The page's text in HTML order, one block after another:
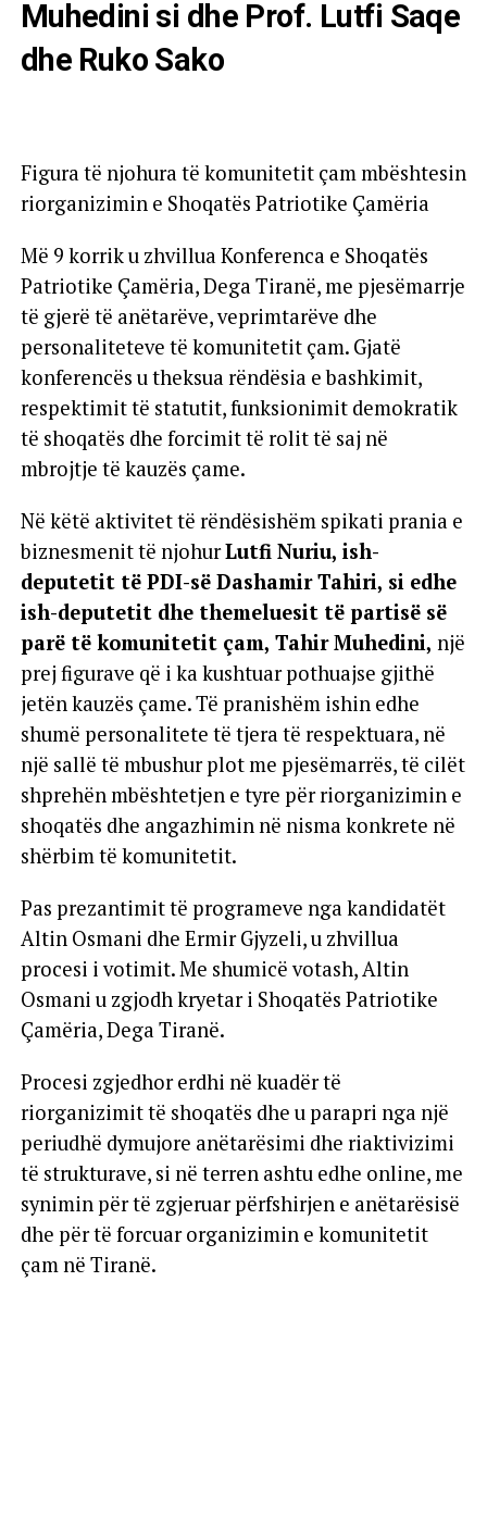
Muhedini si dhe Prof. Lutfi Saqe
dhe Ruko Sako
Figura të njohura të komunitetit çam mbështesin
riorganizimin e Shoqatës Patriotike Çamëria
Më 9 korrik u zhvillua Konferenca e Shoqatës
Patriotike Çamëria, Dega Tiranë, me pjesëmarrje
të gjerë të anëtarëve, veprimtarëve dhe
personaliteteve të komunitetit çam. Gjatë
konferencës u theksua rëndësia e bashkimit,
respektimit të statutit, funksionimit demokratik
të shoqatës dhe forcimit të rolit të saj në
mbrojtje të kauzës çame.
Në këtë aktivitet të rëndësishëm spikati prania e
biznesmenit të njohurLutfi Nuriu, ish-
deputetit të PDI-së Dashamir Tahiri, si edhe
ish-deputetit dhe themeluesit të partisë së
parë të komunitetit çam, Tahir Muhedini, një
prej figurave që i ka kushtuar pothuajse gjithë
jetën kauzës çame. Të pranishëm ishin edhe
shumë personalitete të tjera të respektuara, në
një sallë të mbushur plot me pjesëmarrës, të cilët
shprehën mbështetjen e tyre për riorganizimin e
shoqatës dhe angazhimin në nisma konkrete në
shërbim të komunitetit.
Pas prezantimit të programeve nga kandidatët
Altin Osmani dhe Ermir Gjyzeli, u zhvillua
procesi i votimit. Me shumicë votash, Altin
Osmani u zgjodh kryetar i Shoqatës Patriotike
Çamëria, Dega Tiranë.
Procesi zgjedhor erdhi në kuadër të
riorganizimit të shoqatës dhe u parapri nga një
periudhë dymujore anëtarësimi dhe riaktivizimi
të strukturave, si në terren ashtu edhe online, me
synimin për të zgjeruar përfshirjen e anëtarësisë
dhe për të forcuar organizimin e komunitetit
çam në Tiranë.